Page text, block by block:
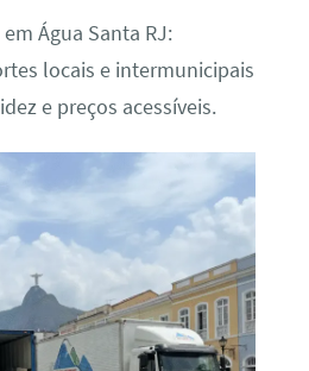
Água Santa RJ:
locais e intermunicipais
e preços acessíveis.